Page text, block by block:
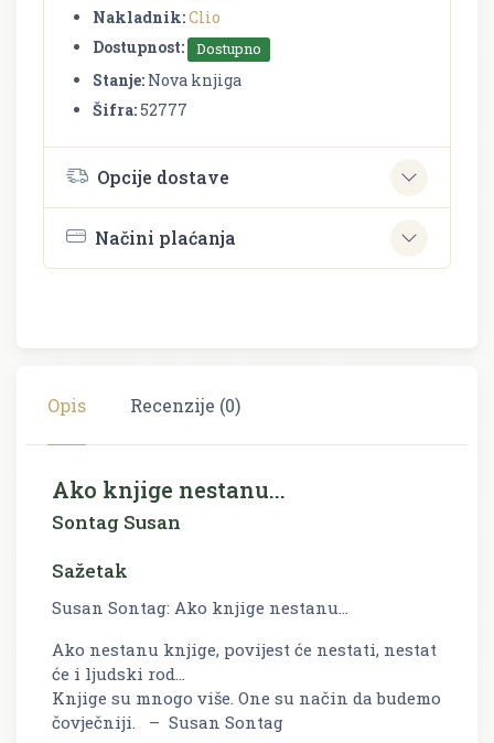
Nakladnik:Clio
Dostupnost:
Dostupno
Stanje: Nova knjiga
Šifra:52777
Opcije dostave
Načini plaćanja
Opis Recenzije (0)
Ako knjige nestanu...
Sontag Susan
Sažetak
Susan Sontag: Ako knjige nestanu...
Ako nestanu knjige, povijest će nestati, nestat
će i ljudski rod...
Knjige su mnogo više. One su način da budemo
čovječniji. – Susan Sontag